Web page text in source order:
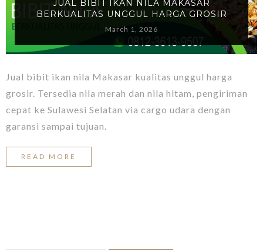
JUAL BIBIT IKAN NILA MAKASAR
BERKUALITAS UNGGUL HARGA GROSIR
March 1, 2026
Jual bibit ikan nila Makasar kualitas unggul harga
grosir. Tersedia nila merah dan nila hitam, pengiriman
cepat ke Sulawesi Selatan via cargo udara dengan
garansi sampai tujuan.
READ MORE